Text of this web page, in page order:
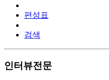
편성표
검색
인터뷰전문